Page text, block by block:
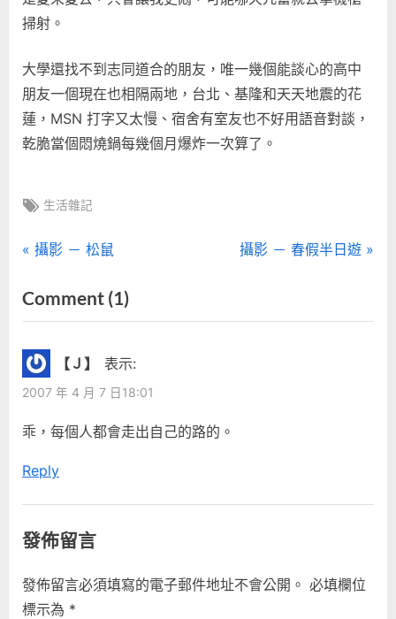
掃射。
大學還找不到志同道合的朋友，唯一幾個能談心的高中
朋友一個現在也相隔兩地，台北、基隆和天天地震的花
蓮，MSN 打字又太慢、宿舍有室友也不好用語音對談，
乾脆當個悶燒鍋每幾個月爆炸一次算了。
Tags:
生活雜記
文
章
導
覽
P
e
v
i
o
u
s
o
:
攝影 － 松鼠
N
t
攝影 － 春假半日遊
Comment (1)on
“我
真
blue
【Ｊ】 表示:
2007 年 4 月 7 日18:01
乖，每個人都會走出自己的路的。
Reply
發佈留言
發佈留言必須填寫的電子郵件地址不會公開。 必填欄位
標示為 *